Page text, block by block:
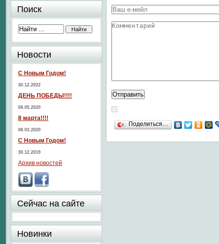
Поделиться…
Поиск
Новости
С Новым Годом!
30.12.2022
ДЕНЬ ПОБЕДЫ!!!!
08.05.2020
8 марта!!!!
08.03.2020
С Новым Годом!
30.12.2019
Архив новостей
Сейчас на сайте
Новинки